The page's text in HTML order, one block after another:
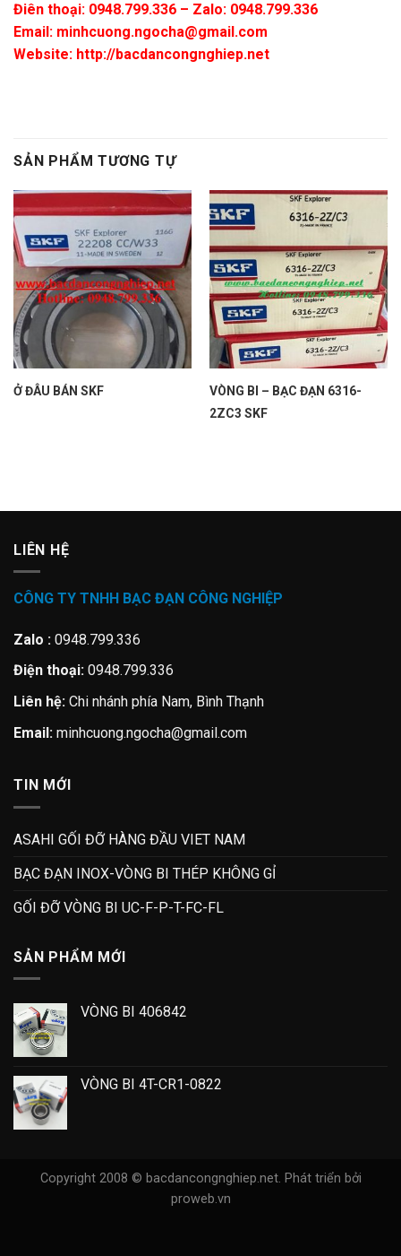
Điên thoại: 0948.799.336 – Zalo: 0948.799.336
Email: minhcuong.ngocha@gmail.com
Website: http://bacdancongnghiep.net
SẢN PHẨM TƯƠNG TỰ
Ở ĐÂU BÁN SKF
VÒNG BI – BẠC ĐẠN 6316-
2ZC3 SKF
LIÊN HỆ
CÔNG TY TNHH BẠC ĐẠN CÔNG NGHIỆP
Zalo : 0948.799.336
Điện thoại: 0948.799.336
Liên hệ: Chi nhánh phía Nam, Bình Thạnh
Email: minhcuong.ngocha@gmail.com
TIN MỚI
ASAHI GỐI ĐỠ HÀNG ĐẦU VIET NAM
BẠC ĐẠN INOX-VÒNG BI THÉP KHÔNG GỈ
GỐI ĐỠ VÒNG BI UC-F-P-T-FC-FL
SẢN PHẨM MỚI
VÒNG BI 406842
VÒNG BI 4T-CR1-0822
Copyright 2008 © bacdancongnghiep.net. Phát triển bởi
proweb.vn